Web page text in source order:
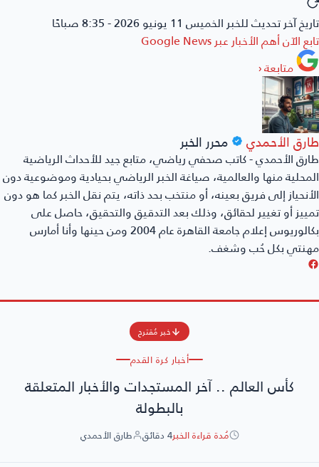
آخر تحديث للخبرالخميس 11 يونيو 2026 - 8:35 صباحًا
الآن أهم الأخبار عبرGoogle News
متابعة‹
الأحمدي محرر الخبر
الأحمدي - كاتب صحفي رياضي، متابع جيد للأحداث الرياضية
منها والعالمية، صياغة الخبر الرياضي بحيادية وموضوعية دون
إلى فريق بعينه، أو منتخب بحد ذاته، يتم نقل الخبر كما هو دون
أو تغيير لحقائق، وذلك بعد التدقيق والتحقيق، حاصل على
بكالوريوس إعلام جامعة القاهرة عام 2004 ومن حينها وأنا أمارس
بكل حُب وشغف.
خبر مُقترح
أخبار كرة القدم
كأس العالم .. آخر المستجدات والأخبار المتعلقة
بالبطولة
مُدة قراءة الخبر4 دقائق طارق الأحمدي